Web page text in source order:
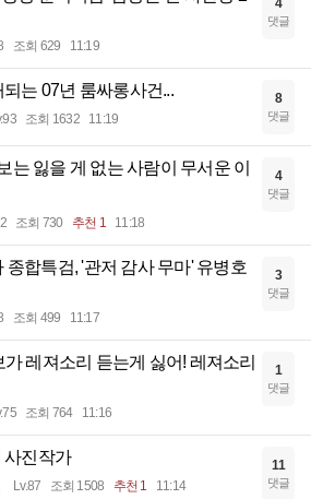
조회 629 11:19
4
댓글
되는 07년 룸싸롱사건...
조회 1632 11:19
8
댓글
는 잃을 게 없는 사람이 무서운 이
조회 730 추천 1 11:18
4
댓글
종합특검, '관저 감사 무마' 유병호
조회 499 11:17
3
댓글
가 레져소리 듣는게 싫어! 레져소리
조회 764 11:16
1
댓글
사진작가
Lv.87 조회 1508 추천 1 11:14
11
댓글